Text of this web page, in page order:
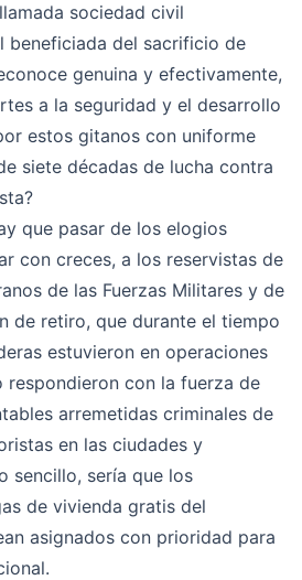
sociedad civil
beneficiada del sacrificio de
genuina y efectivamente,
a la seguridad y el desarrollo
estos gitanos con uniforme
siete décadas de lucha contra
pasar de los elogios
con creces, a los reservistas de
de las Fuerzas Militares y de
de retiro, que durante el tiempo
estuvieron en operaciones
respondieron con la fuerza de
arremetidas criminales de
en las ciudades y
sencillo, sería que los
de vivienda gratis del
asignados con prioridad para